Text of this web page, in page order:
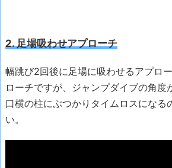
2. 足場吸わせアプローチ
幅跳び2回後に足場に吸わせるアプロ
ローチですが、ジャンプダイブの角度
口横の柱にぶつかりタイムロスになる
い。